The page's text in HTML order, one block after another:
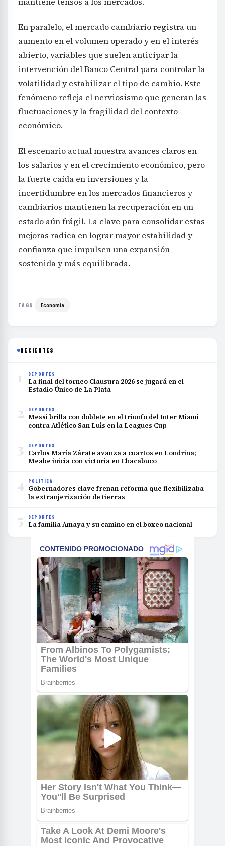
En paralelo, el mercado cambiario registra un
aumento en el volumen operado y en el interés
abierto, variables que suelen anticipar la
intervención del Banco Central para controlar la
volatilidad y estabilizar el tipo de cambio. Este
fenómeno refleja el nerviosismo que generan las
fluctuaciones y la fragilidad del contexto
económico.
El escenario actual muestra avances claros en
los salarios y en el crecimiento económico, pero
la fuerte caída en inversiones y la
incertidumbre en los mercados financieros y
cambiarios mantienen la recuperación en un
estado aún frágil. La clave para consolidar estas
mejoras radica en lograr mayor estabilidad y
confianza que impulsen una expansión
sostenida y más equilibrada.
TAGS Economía
RECIENTES
1 DEPORTES
La final del torneo Clausura 2026 se jugará en el
Estadio Único de La Plata
2 DEPORTES
Messi brilla con doblete en el triunfo del Inter Miami
contra Atlético San Luis en la Leagues Cup
3 DEPORTES
Carlos María Zárate avanza a cuartos en Londrina;
Meabe inicia con victoria en Chacabuco
4 POLÍTICA
Gobernadores clave frenan reforma que flexibilizaba
la extranjerización de tierras
5 DEPORTES
La familia Amaya y su camino en el boxeo nacional